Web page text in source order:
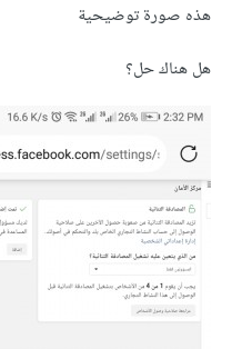
هذه صورة توضيحية
هل هناك حل؟